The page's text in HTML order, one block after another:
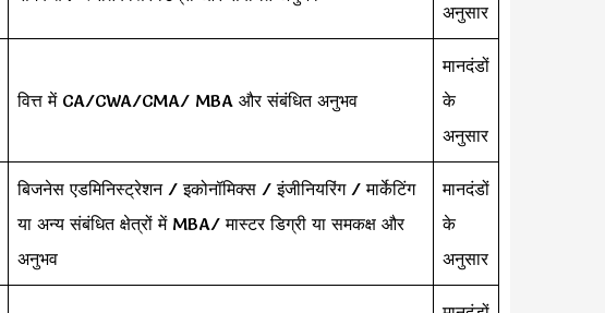
अनुसार
वित्त में CA/CWA/CMA/ MBA और संबंधित अनुभव
मानदंडों
के
अनुसार
बिजनेस एडमिनिस्ट्रेशन / इकोनॉमिक्स / इंजीनियरिंग / मार्केटिंग
या अन्य संबंधित क्षेत्रों में MBA/ मास्टर डिग्री या समकक्ष और
अनुभव
मानदंडों
के
अनुसार